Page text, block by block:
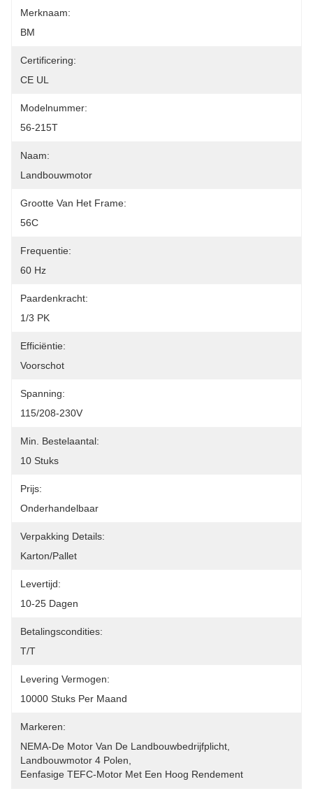
Merknaam:
BM
Certificering:
CE UL
Modelnummer:
56-215T
Naam:
Landbouwmotor
Grootte Van Het Frame:
56C
Frequentie:
60 Hz
Paardenkracht:
1/3 PK
Efficiëntie:
Voorschot
Spanning:
115/208-230V
Min. Bestelaantal:
10 Stuks
Prijs:
Onderhandelbaar
Verpakking Details:
Karton/pallet
Levertijd:
10-25 Dagen
Betalingscondities:
T/T
Levering Vermogen:
10000 Stuks Per Maand
Markeren:
NEMA-De Motor Van De Landbouwbedrijfplicht
Landbouwmotor 4 Polen
Eenfasige TEFC-Motor Met Een Hoog Rendement